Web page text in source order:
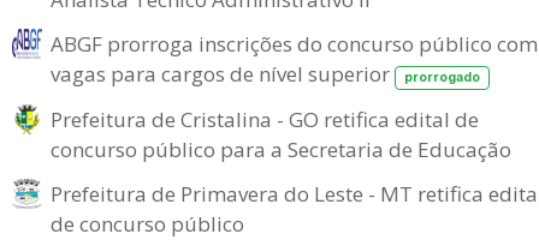
ABGF prorroga inscrições do concurso público com
vagas para cargos de nível superior
prorrogado
Prefeitura de Cristalina - GO retifica edital de
concurso público para a Secretaria de Educação
Prefeitura de Primavera do Leste - MT retifica
de concurso público